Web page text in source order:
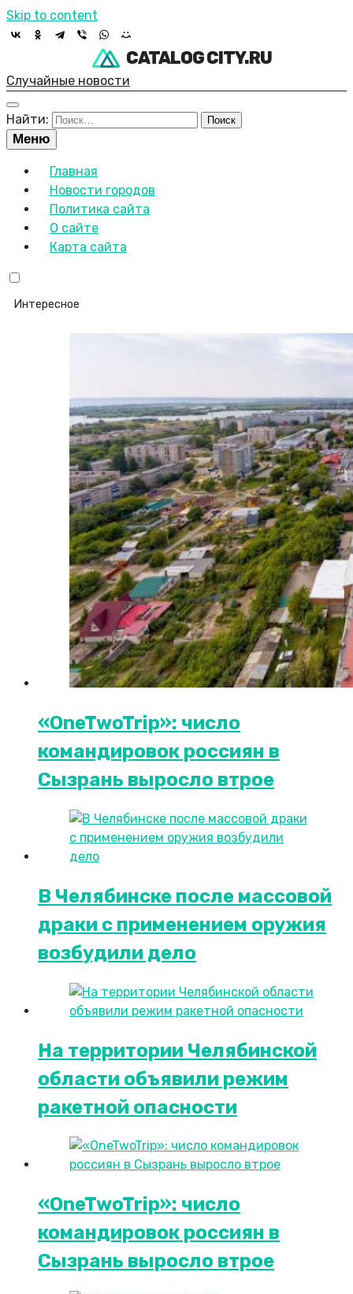
Skip to content
CATALOG CITY.RU
Случайные новости
Найти:
Меню
Главная
Новости городов
Политика сайта
О сайте
Карта сайта
Интересное
«OneTwoTrip»: число
командировок россиян в
Сызрань выросло втрое
В Челябинске после массовой
драки с применением оружия
возбудили дело
На территории Челябинской
области объявили режим
ракетной опасности
«OneTwoTrip»: число
командировок россиян в
Сызрань выросло втрое